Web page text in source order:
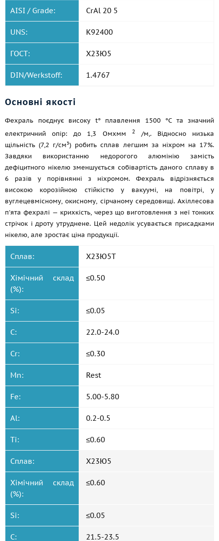
AISI / Grade: CrAl 20 5
UNS: K92400
ГОСТ: Х23Ю5
DIN/Werkstoff: 1.4767
Основні якості
Фехраль поєднує високу t° плавлення 1500 °C та значний
електричний опір: до 1,3 Омxмм
2
/м,. Відносно низька
щільність (7,2 г/см³) робить сплав легшим за ніхром на 17%.
Завдяки використанню недорогого алюмінію замість
дефіцитного нікелю зменшується собівартість даного сплаву в
6 разів у порівнянні з ніхромом. Фехраль відрізняється
високою корозійною стійкістю у вакуумі, на повітрі, у
вуглецевмісному, окисному, сірчаному середовищі. Ахіллесова
п'ята фехралі — крихкість, через що виготовлення з неї тонких
стрічок і дроту утруднене. Цей недолік усувається присадками
нікелю, але зростає ціна продукції.
Сплав: Х23Ю5Т
Хімічний склад
(%):
≤0.50
Si: ≤0.05
C: 22.0-24.0
Cr: ≤0.30
Mn: Rest
Fe: 5.00-5.80
Al: 0.2-0.5
Ti: ≤0.60
Сплав: Х23Ю5
Хімічний склад
(%):
≤0.60
Si: ≤0.05
C: 21.5-23.5